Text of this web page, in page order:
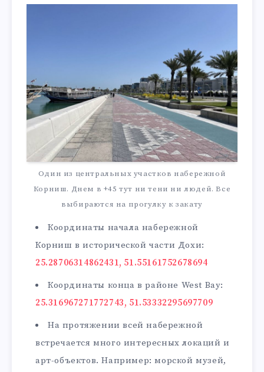
Один из центральных участков набережной
Корниш. Днем в +45 тут ни тени ни людей. Все
выбираются на прогулку к закату
Координаты начала набережной
Корниш в исторической части Дохи:
25.28706314862431, 51.55161752678694
Координаты конца в районе West Bay:
25.316967271772743, 51.53332295697709
На протяжении всей набережной
встречается много интересных локаций и
арт-объектов. Например: морской музей,